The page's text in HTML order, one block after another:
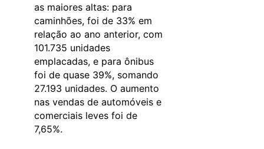
as maiores altas: para
caminhões, foi de 33% em
relação ao ano anterior, com
101.735 unidades
emplacadas, e para ônibus
foi de quase 39%, somando
27.193 unidades. O aumento
nas vendas de automóveis e
comerciais leves foi de
7,65%.